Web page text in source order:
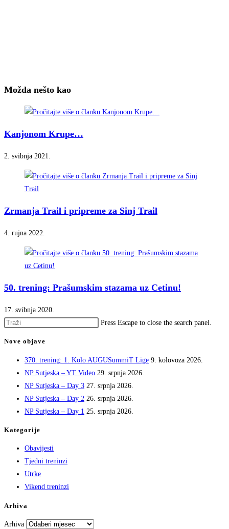
Možda nešto kao
Kanjonom Krupe…
2. svibnja 2021.
Zrmanja Trail i pripreme za Sinj Trail
4. rujna 2022.
50. trening: Prašumskim stazama uz Cetinu!
17. svibnja 2020.
Press Escape to close the search panel.
Nove objave
370. trening: 1. Kolo AUGUSummiT Lige 9. kolovoza 2026.
NP Sutjeska – YT Video 29. srpnja 2026.
NP Sutjeska – Day 3 27. srpnja 2026.
NP Sutjeska – Day 2 26. srpnja 2026.
NP Sutjeska – Day 1 25. srpnja 2026.
Kategorije
Obavijesti
Tjedni treninzi
Utrke
Vikend treninzi
Arhiva
Arhiva